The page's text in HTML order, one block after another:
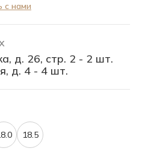
с нами
д. 26, стр. 2 - 2 шт.
д. 4 - 4 шт.
18.5